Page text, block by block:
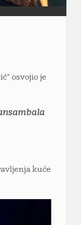
osvojio je
kuće